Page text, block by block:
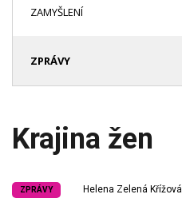
ZAMYŠLENÍ
ZPRÁVY
Krajina žen
ZPRÁVY Helena Zelená Křížová